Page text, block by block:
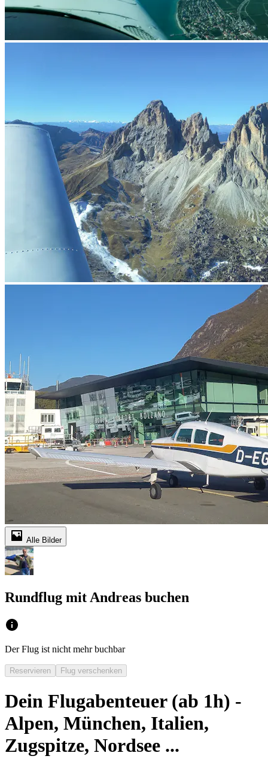
Alle Bilder
Rundflug mit Andreas buchen
Der Flug ist nicht mehr buchbar
Reservieren Flug verschenken
Dein Flugabenteuer (ab 1h) -
Alpen, München, Italien,
Zugspitze, Nordsee ...